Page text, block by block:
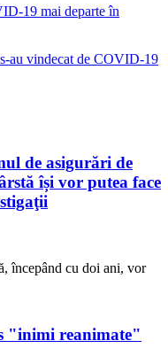
19 mai departe în
au vindecat de COVID-19
de asigurări de
își vor putea face
începând cu doi ani, vor
"inimi reanimate"